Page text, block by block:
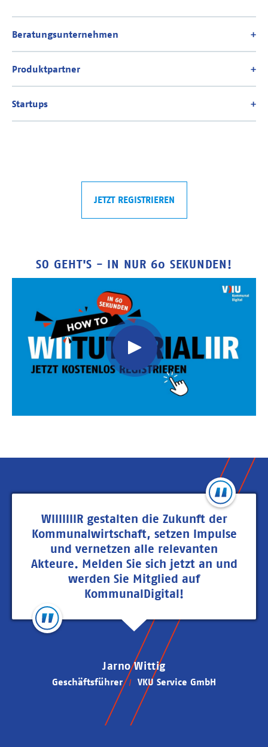
JETZT REGISTRIEREN
SO GEHT'S - IN NUR 60 SEKUNDEN!
WIIIIIIIR gestalten die Zukunft der
Kommunalwirtschaft, setzen Impulse
und vernetzen alle relevanten
Akteure. Melden Sie sich jetzt an und
werden Sie Mitglied auf
KommunalDigital!
Jarno Wittig
Geschäftsführer VKU Service GmbH